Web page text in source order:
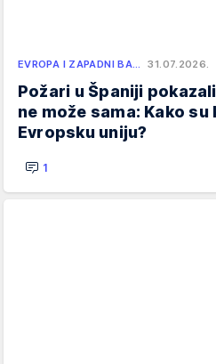
EVROPA I ZAPADNI BA… 31.07.2026.
Požari u Španiji
ne može sama: Kako
Evropsku uniju?
1